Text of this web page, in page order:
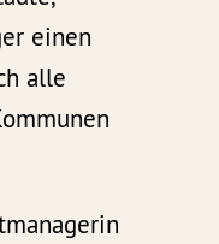
einen
alle